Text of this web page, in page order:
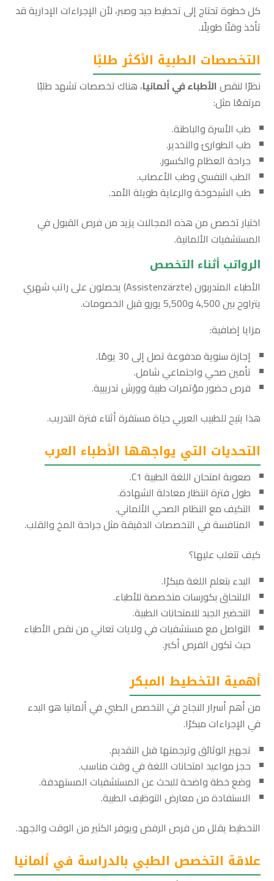
كل خطوة تحتاج إلى تخطيط جيد وصبر، لأن الإجراءات الإدارية قد
تأخذ وقتًا طويلًا.
التخصصات الطبية الأكثر طلبًا
نظرًا لنقص الأطباء في ألمانيا، هناك تخصصات تشهد طلبًا
مرتفعًا مثل:
طب الأسرة والباطنة.
طب الطوارئ والتخدير.
جراحة العظام والكسور.
الطب النفسي وطب الأعصاب.
طب الشيخوخة والرعاية طويلة الأمد.
اختيار تخصص من هذه المجالات يزيد من فرص القبول في
المستشفيات الألمانية.
الرواتب أثناء التخصص
الأطباء المتدربون (Assistenzärzte) يحصلون على راتب شهري
يتراوح بين 4,500 و5,500 يورو قبل الخصومات.
مزايا إضافية:
إجازة سنوية مدفوعة تصل إلى 30 يومًا.
تأمين صحي واجتماعي شامل.
فرص حضور مؤتمرات طبية وورش تدريبية.
هذا يتيح للطبيب العربي حياة مستقرة أثناء فترة التدريب.
التحديات التي يواجهها الأطباء العرب
صعوبة امتحان اللغة الطبية C1.
طول فترة انتظار معادلة الشهادة.
التكيف مع النظام الصحي الألماني.
المنافسة في التخصصات الدقيقة مثل جراحة المخ والقلب.
كيف تتغلب عليها؟
البدء بتعلم اللغة مبكرًا.
الالتحاق بكورسات متخصصة للأطباء.
التحضير الجيد للامتحانات الطبية.
التواصل مع مستشفيات في ولايات تعاني من نقص الأطباء
حيث تكون الفرص أكبر.
أهمية التخطيط المبكر
من أهم أسرار النجاح في التخصص الطبي في ألمانيا هو البدء
في الإجراءات مبكرًا.
تجهيز الوثائق وترجمتها قبل التقديم.
حجز مواعيد امتحانات اللغة في وقت مناسب.
وضع خطة واضحة للبحث عن المستشفيات المستهدفة.
الاستفادة من معارض التوظيف الطبية.
التخطيط يقلل من فرص الرفض ويوفر الكثير من الوقت والجهد.
علاقة التخصص الطبي بالدراسة في ألمانيا